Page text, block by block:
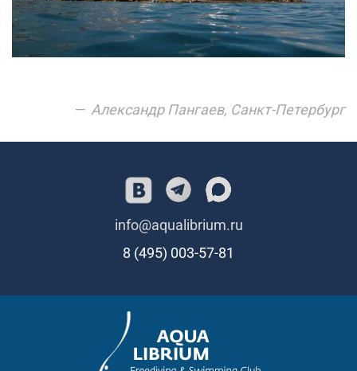
Александр Пангаев, Санкт-Петербург
info@aqualibrium.ru
8 (495) 003-57-81